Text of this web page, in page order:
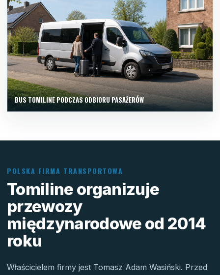
BUS TOMILINE PODCZAS ODBIORU PASAŻERÓW
POLSKA FIRMA TRANSPORTOWA
Tomiline organizuje
przewozy
międzynarodowe od 2014
roku
Właścicielem firmy jest Tomasz Adam Wasiński. Przed